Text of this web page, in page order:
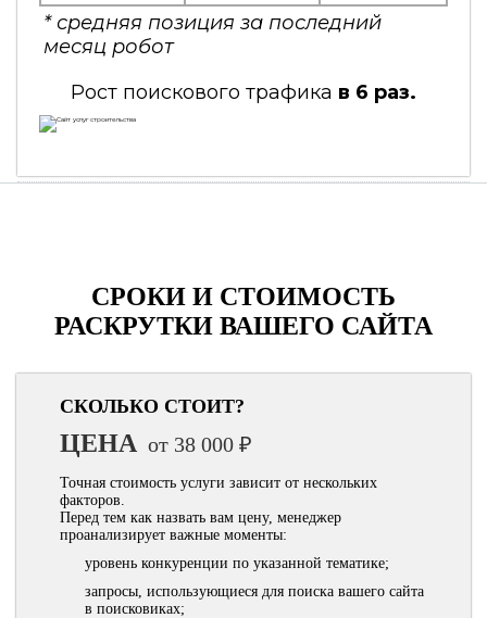
* средняя позиция за последний
месяц робот
Рост поискового трафика в 6 раз.
СРОКИ И СТОИМОСТЬ
РАСКРУТКИ ВАШЕГО САЙТА
СКОЛЬКО СТОИТ?
ЦЕНА от 38 000 ₽
Точная стоимость услуги зависит от нескольких
факторов.
Перед тем как назвать вам цену, менеджер
проанализирует важные моменты:
уровень конкуренции по указанной тематике;
запросы, использующиеся для поиска вашего сайта
в поисковиках;